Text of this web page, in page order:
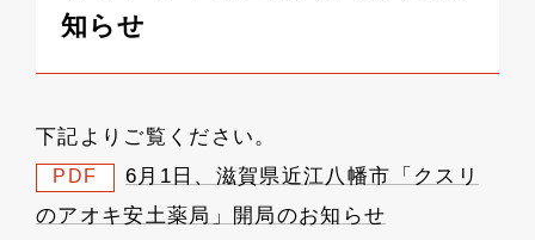
知らせ
下記よりご覧ください。
PDF
6月1日、滋賀県近江八幡市「クスリ
のアオキ安土薬局」開局のお知らせ